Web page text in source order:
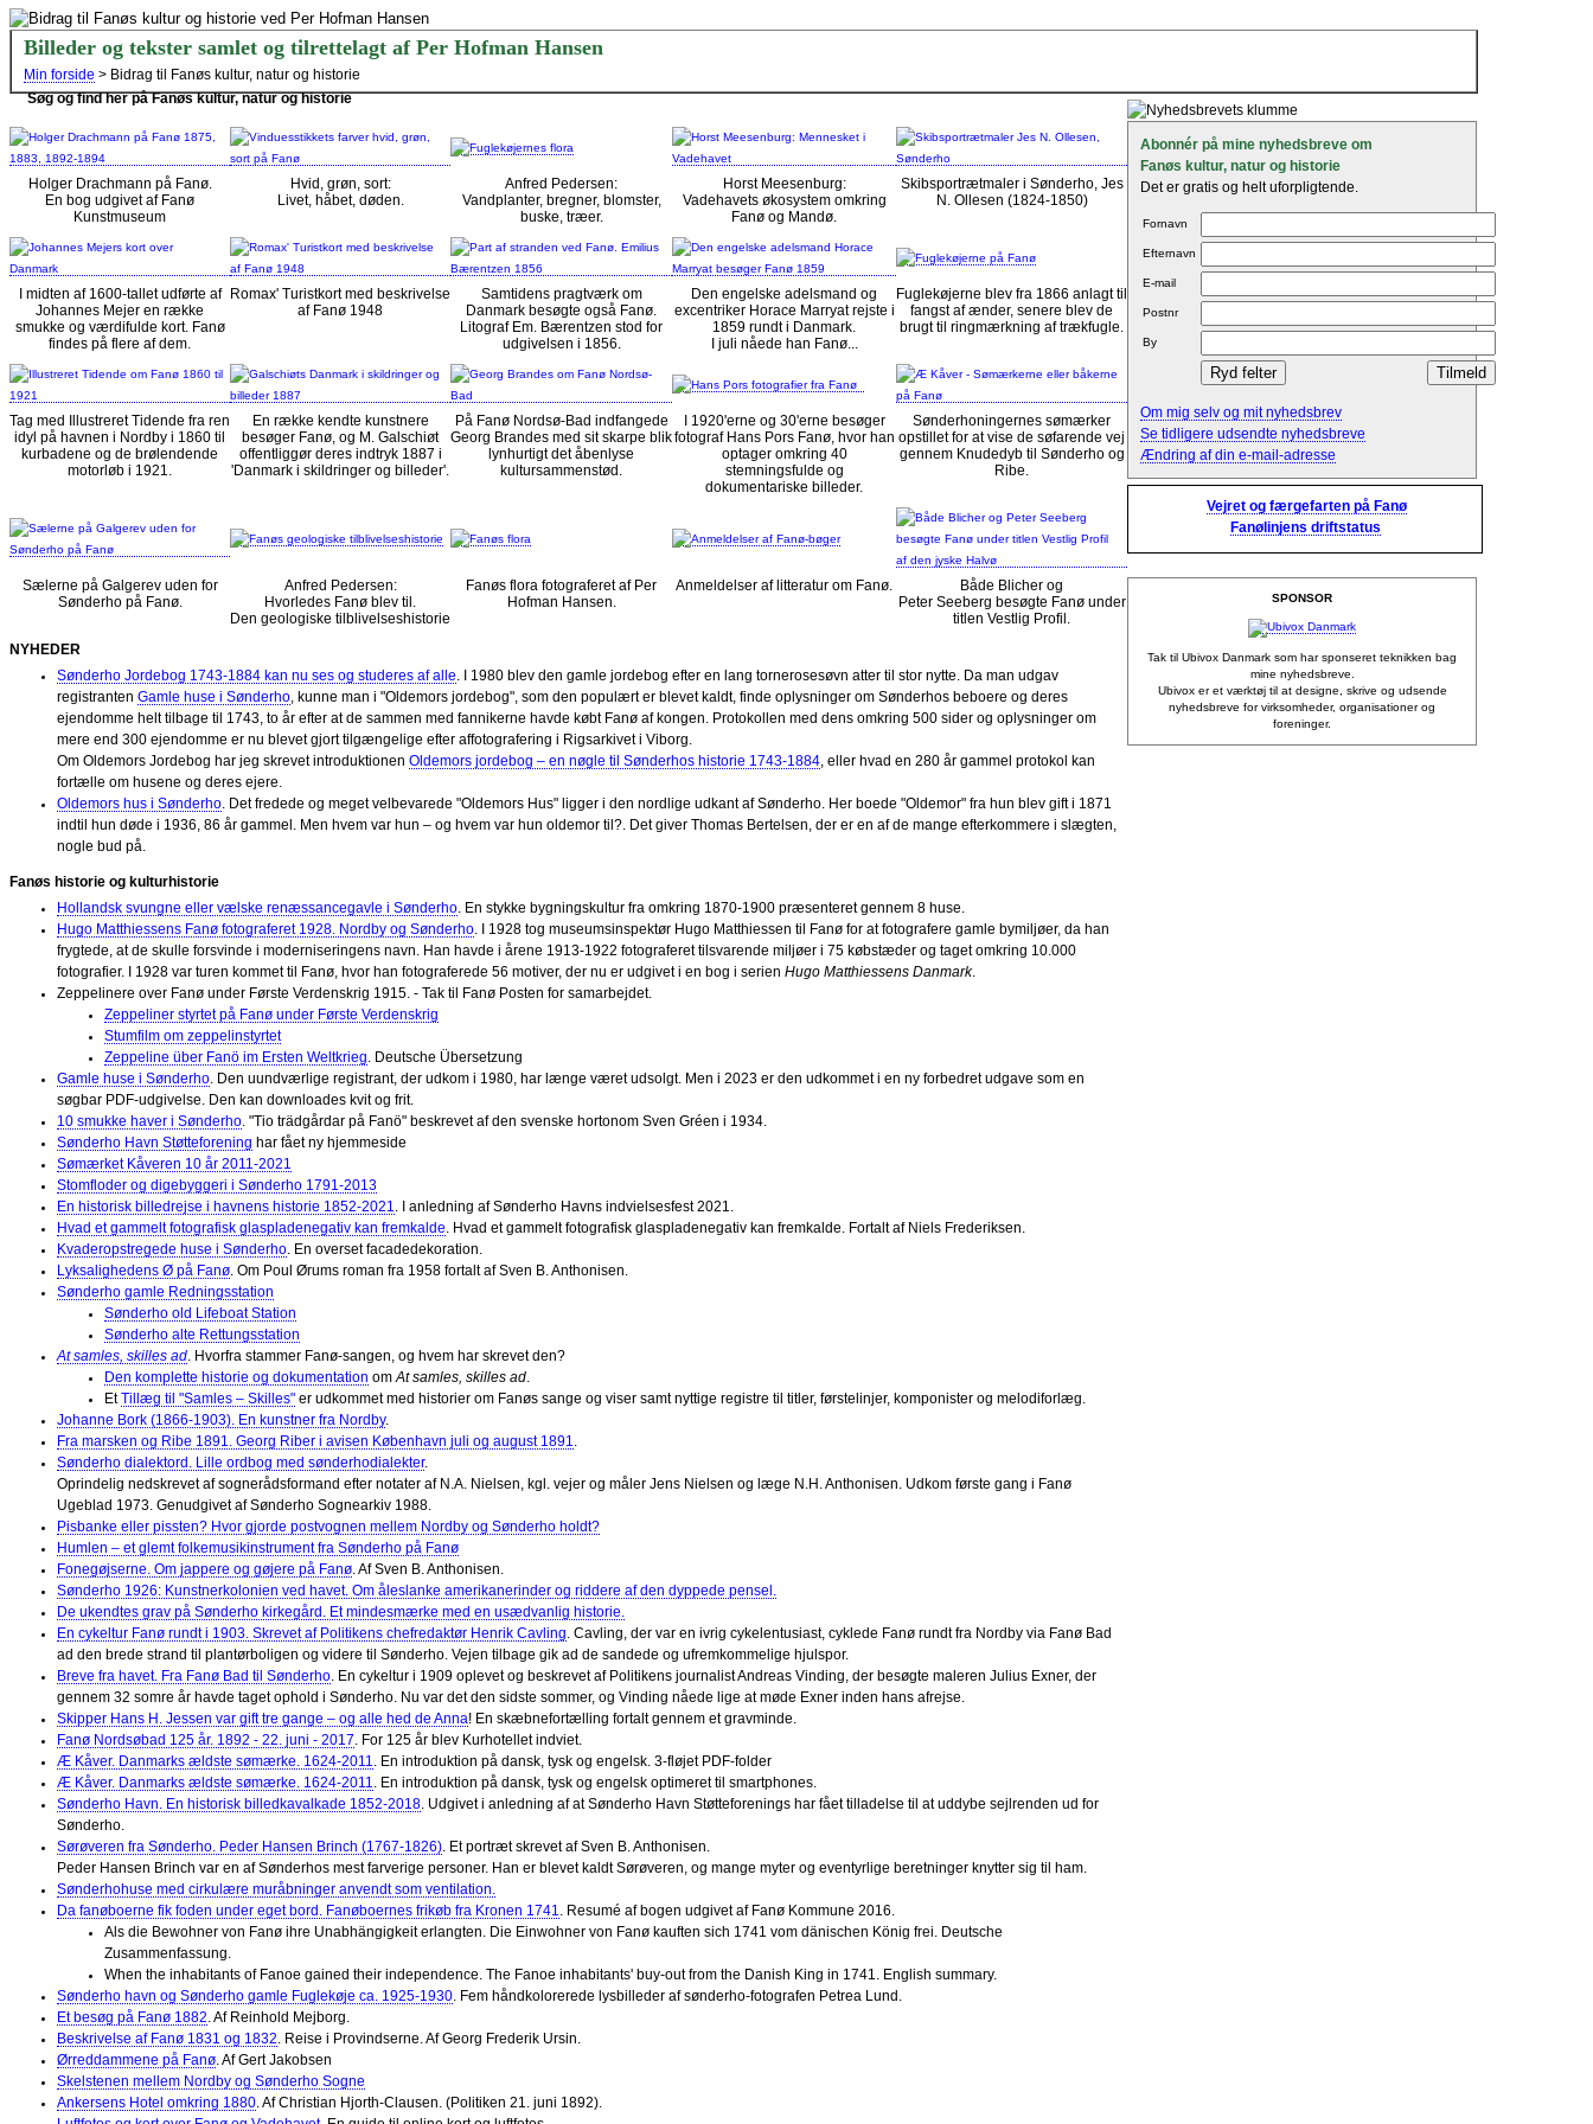
Billeder og tekster samlet og tilrettelagt af Per Hofman Hansen
Min forside > Bidrag til Fanøs kultur, natur og historie
Søg og find her på Fanøs kultur, natur og historie
Holger Drachmann på Fanø.
En bog udgivet af Fanø
Kunstmuseum
Hvid, grøn, sort:
Livet, håbet, døden.
Anfred Pedersen:
Vandplanter, bregner, blomster,
buske, træer.
Horst Meesenburg:
Vadehavets økosystem omkring
Fanø og Mandø.
Skibsportrætmaler i Sønderho, Jes
N. Ollesen (1824-1850)
I midten af 1600-tallet udførte af
Johannes Mejer en række
smukke og værdifulde kort. Fanø
findes på flere af dem.
Romax' Turistkort med beskrivelse
af Fanø 1948
Samtidens pragtværk om
Danmark besøgte også Fanø.
Litograf Em. Bærentzen stod for
udgivelsen i 1856.
Den engelske adelsmand og
excentriker Horace Marryat rejste i
1859 rundt i Danmark.
I juli nåede han Fanø...
Fuglekøjerne blev fra 1866 anlagt til
fangst af ænder, senere blev de
brugt til ringmærkning af trækfugle.
Tag med Illustreret Tidende fra ren
idyl på havnen i Nordby i 1860 til
kurbadene og de brølendende
motorløb i 1921.
En række kendte kunstnere
besøger Fanø, og M. Galschiøt
offentliggør deres indtryk 1887 i
'Danmark i skildringer og billeder'.
På Fanø Nordsø-Bad indfangede
Georg Brandes med sit skarpe blik
lynhurtigt det åbenlyse
kultursammenstød.
I 1920'erne og 30'erne besøger
fotograf Hans Pors Fanø, hvor han
optager omkring 40
stemningsfulde og
dokumentariske billeder.
Sønderhoningernes sømærker
opstillet for at vise de søfarende vej
gennem Knudedyb til Sønderho og
Ribe.
Sælerne på Galgerev uden for
Sønderho på Fanø.
Anfred Pedersen:
Hvorledes Fanø blev til.
Den geologiske tilblivelseshistorie
Fanøs flora fotograferet af Per
Hofman Hansen.
Anmeldelser af litteratur om Fanø.
Både Blicher og
Peter Seeberg besøgte Fanø under
titlen Vestlig Profil.
NYHEDER
Sønderho Jordebog 1743-1884 kan nu ses og studeres af alle . I 1980 blev den gamle jordebog efter en lang tornerosesøvn atter til stor nytte. Da man udgav
registranten Gamle huse i Sønderho , kunne man i "Oldemors jordebog", som den populært er blevet kaldt, finde oplysninger om Sønderhos beboere og deres
ejendomme helt tilbage til 1743, to år efter at de sammen med fannikerne havde købt Fanø af kongen. Protokollen med dens omkring 500 sider og oplysninger om
mere end 300 ejendomme er nu blevet gjort tilgængelige efter affotografering i Rigsarkivet i Viborg.
Om Oldemors Jordebog har jeg skrevet introduktionen Oldemors jordebog – en nøgle til Sønderhos historie 1743-1884 , eller hvad en 280 år gammel protokol kan
fortælle om husene og deres ejere.
Oldemors hus i Sønderho . Det fredede og meget velbevarede "Oldemors Hus" ligger i den nordlige udkant af Sønderho. Her boede "Oldemor" fra hun blev gift i 1871
indtil hun døde i 1936, 86 år gammel. Men hvem var hun – og hvem var hun oldemor til?. Det giver Thomas Bertelsen, der er en af de mange efterkommere i slægten,
nogle bud på.
Fanøs historie og kulturhistorie
Hollandsk svungne eller vælske renæssancegavle i Sønderho . En stykke bygningskultur fra omkring 1870-1900 præsenteret gennem 8 huse.
Hugo Matthiessens Fanø fotograferet 1928. Nordby og Sønderho . I 1928 tog museumsinspektør Hugo Matthiessen til Fanø for at fotografere gamle bymiljøer, da han
frygtede, at de skulle forsvinde i moderniseringens navn. Han havde i årene 1913-1922 fotograferet tilsvarende miljøer i 75 købstæder og taget omkring 10.000
fotografier. I 1928 var turen kommet til Fanø, hvor han fotograferede 56 motiver, der nu er udgivet i en bog i serien Hugo Matthiessens Danmark.
Zeppelinere over Fanø under Første Verdenskrig 1915. - Tak til Fanø Posten for samarbejdet.
Zeppeliner styrtet på Fanø under Første Verdenskrig
Stumfilm om zeppelinstyrtet
Zeppeline über Fanö im Ersten Weltkrieg . Deutsche Übersetzung
Gamle huse i Sønderho . Den uundværlige registrant, der udkom i 1980, har længe været udsolgt. Men i 2023 er den udkommet i en ny forbedret udgave som en
søgbar PDF-udgivelse. Den kan downloades kvit og frit.
10 smukke haver i Sønderho . "Tio trädgårdar på Fanö" beskrevet af den svenske hortonom Sven Gréen i 1934.
Sønderho Havn Støtteforening har fået ny hjemmeside
Sømærket Kåveren 10 år 2011-2021
Stomfloder og digebyggeri i Sønderho 1791-2013
En historisk billedrejse i havnens historie 1852-2021
. I anledning af Sønderho Havns indvielsesfest 2021.
Hvad et gammelt fotografisk glaspladenegativ kan fremkalde . Hvad et gammelt fotografisk glaspladenegativ kan fremkalde. Fortalt af Niels Frederiksen.
Kvaderopstregede huse i Sønderho . En overset facadedekoration.
Lyksalighedens Ø på Fanø . Om Poul Ørums roman fra 1958 fortalt af Sven B. Anthonisen.
Sønderho gamle Redningsstation
Sønderho old Lifeboat Station
Sønderho alte Rettungsstation
At samles, skilles ad . Hvorfra stammer Fanø-sangen, og hvem har skrevet den?
Den komplette historie og dokumentation om At samles, skilles ad
EtTillæg til "Samles – Skilles" er udkommet med historier om Fanøs sange og viser samt nyttige registre til titler, førstelinjer, komponister og melodiforlæg.
Johanne Bork (1866-1903). En kunstner fra Nordby.
Fra marsken og Ribe 1891. Georg Riber i avisen København juli og august 1891
Sønderho dialektord. Lille ordbog med sønderhodialekter.
Oprindelig nedskrevet af sognerådsformand efter notater af N.A. Nielsen, kgl. vejer og måler Jens Nielsen og læge N.H. Anthonisen. Udkom første gang i Fanø
Ugeblad 1973. Genudgivet af Sønderho Sognearkiv 1988.
Pisbanke eller pissten? Hvor gjorde postvognen mellem Nordby og Sønderho holdt?
Humlen – et glemt folkemusikinstrument fra Sønderho på Fanø
Fonegøjserne. Om jappere og gøjere på Fanø . Af Sven B. Anthonisen.
Sønderho 1926: Kunstnerkolonien ved havet. Om åleslanke amerikanerinder og riddere af den dyppede pensel.
De ukendtes grav på Sønderho kirkegård. Et mindesmærke med en usædvanlig historie.
En cykeltur Fanø rundt i 1903. Skrevet af Politikens chefredaktør Henrik Cavling . Cavling, der var en ivrig cykelentusiast, cyklede Fanø rundt fra Nordby via Fanø Bad
ad den brede strand til plantørboligen og videre til Sønderho. Vejen tilbage gik ad de sandede og ufremkommelige hjulspor.
Breve fra havet. Fra Fanø Bad til Sønderho . En cykeltur i 1909 oplevet og beskrevet af Politikens journalist Andreas Vinding, der besøgte maleren Julius Exner, der
gennem 32 somre år havde taget ophold i Sønderho. Nu var det den sidste sommer, og Vinding nåede lige at møde Exner inden hans afrejse.
Skipper Hans H. Jessen var gift tre gange – og alle hed de Anna! En skæbnefortælling fortalt gennem et gravminde.
Fanø Nordsøbad 125 år. 1892 - 22. juni - 2017 . For 125 år blev Kurhotellet indviet.
Æ Kåver. Danmarks ældste sømærke. 1624-2011
. En introduktion på dansk, tysk og engelsk. 3-fløjet PDF-folder
Æ Kåver. Danmarks ældste sømærke. 1624-2011
. En introduktion på dansk, tysk og engelsk optimeret til smartphones.
Sønderho Havn. En historisk billedkavalkade 1852-2018 . Udgivet i anledning af at Sønderho Havn Støtteforenings har fået tilladelse til at uddybe sejlrenden ud for
Sønderho.
Sørøveren fra Sønderho. Peder Hansen Brinch (1767-1826) . Et portræt skrevet af Sven B. Anthonisen.
Peder Hansen Brinch var en af Sønderhos mest farverige personer. Han er blevet kaldt Sørøveren, og mange myter og eventyrlige beretninger knytter sig til ham.
Sønderhohuse med cirkulære muråbninger anvendt som ventilation.
Da fanøboerne fik foden under eget bord. Fanøboernes frikøb fra Kronen 1741
. Resumé af bogen udgivet af Fanø Kommune 2016.
Als die Bewohner von Fanø ihre Unabhängigkeit erlangten. Die Einwohner von Fanø kauften sich 1741 vom dänischen König frei. Deutsche
Zusammenfassung.
When the inhabitants of Fanoe gained their independence. The Fanoe inhabitants' buy-out from the Danish King in 1741. English summary.
Sønderho havn og Sønderho gamle Fuglekøje ca. 1925-1930 . Fem håndkolorerede lysbilleder af sønderho-fotografen Petrea Lund.
Et besøg på Fanø 1882 . Af Reinhold Mejborg.
Beskrivelse af Fanø 1831 og 1832 . Reise i Provindserne. Af Georg Frederik Ursin.
Ørreddammene på Fanø . Af Gert Jakobsen
Skelstenen mellem Nordby og Sønderho Sogne
Ankersens Hotel omkring 1880 . Af Christian Hjorth-Clausen. (Politiken 21. juni 1892).
Abonnér på mine nyhedsbreve om
Fanøs kultur, natur og historie
Det er gratis og helt uforpligtende.
Fornavn
Efternavn
E-mail
Postnr
By
Om mig selv og mit nyhedsbrev
Se tidligere udsendte nyhedsbreve
Ændring af din e-mail-adresse
Vejret og færgefarten på Fanø
Fanølinjens driftstatus
SPONSOR
Tak til Ubivox Danmark som har sponseret teknikken bag
mine nyhedsbreve.
Ubivox er et værktøj til at designe, skrive og udsende
nyhedsbreve for virksomheder, organisationer og
foreninger.